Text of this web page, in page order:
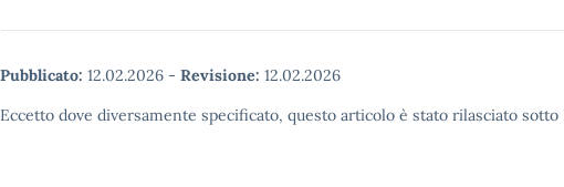
Pubblicato: 12.02.2026 - Revisione: 12.02.2026
Eccetto dove diversamente specificato, questo articolo è stato rilasciato